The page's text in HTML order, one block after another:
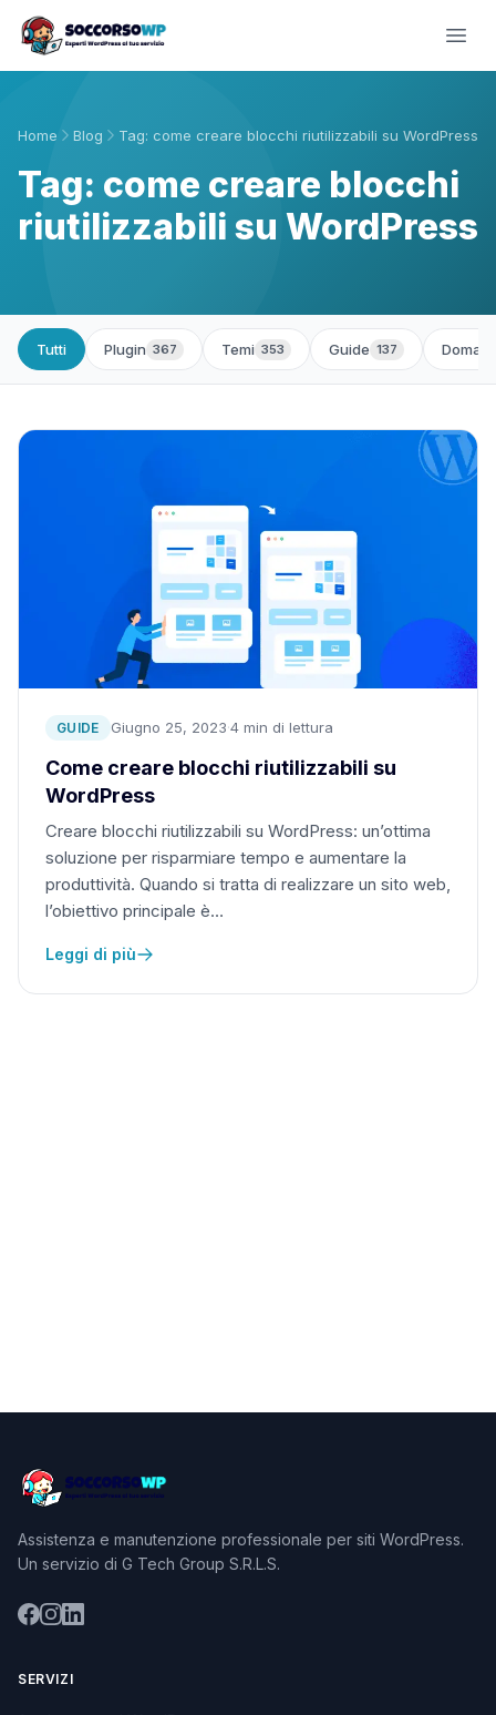
Home Blog Tag: come creare blocchi riutilizzabili su WordPress
Tag: come creare blocchi
riutilizzabili su WordPress
Tutti Plugin 367 Temi 353 Guide 137
GUIDE Giugno 25, 2023·4 min di lettura
Come creare blocchi riutilizzabili su
WordPress
Creare blocchi riutilizzabili su WordPress: un’ottima
soluzione per risparmiare tempo e aumentare la
produttività. Quando si tratta di realizzare un sito web,
l’obiettivo principale è…
Leggi di più
Assistenza e manutenzione professionale per siti WordPress.
Un servizio di G Tech Group S.R.L.S.
SERVIZI